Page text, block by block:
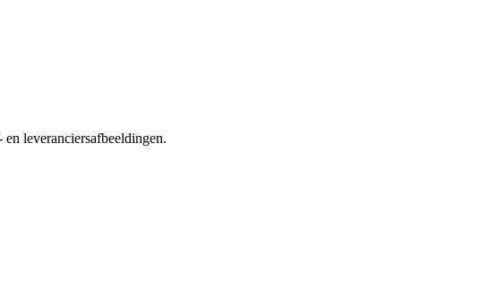
leveranciersafbeeldingen.